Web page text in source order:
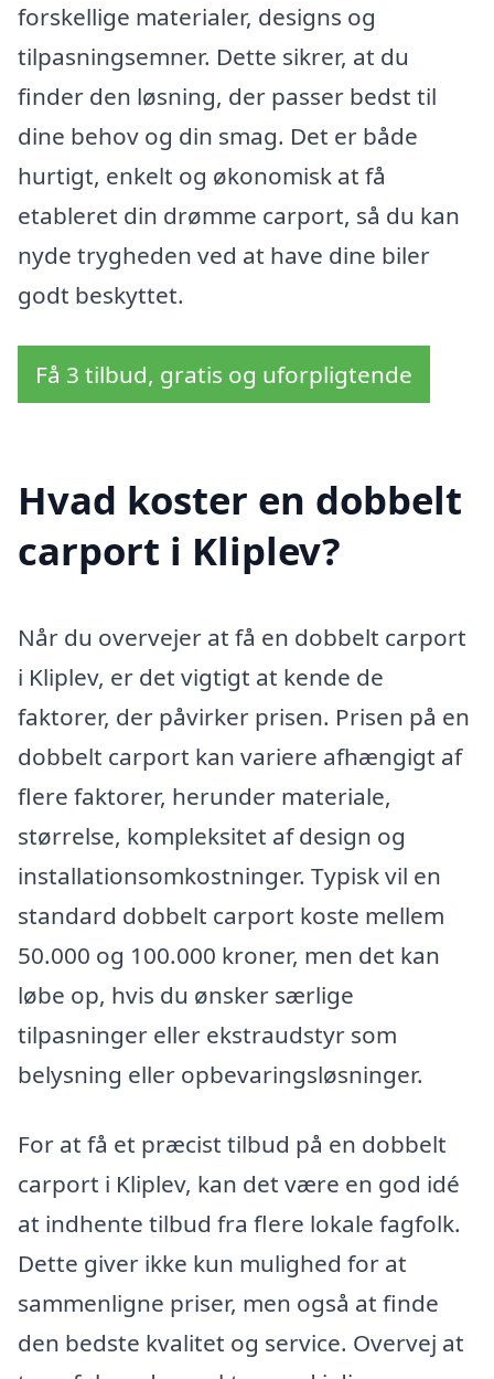
forskellige materialer, designs og
tilpasningsemner. Dette sikrer, at du
finder den løsning, der passer bedst til
dine behov og din smag. Det er både
hurtigt, enkelt og økonomisk at få
etableret din drømme carport, så du kan
nyde trygheden ved at have dine biler
godt beskyttet.
Få 3 tilbud, gratis og uforpligtende
Hvad koster en dobbelt
carport i Kliplev?
Når du overvejer at få en dobbelt carport
i Kliplev, er det vigtigt at kende de
faktorer, der påvirker prisen. Prisen på en
dobbelt carport kan variere afhængigt af
flere faktorer, herunder materiale,
størrelse, kompleksitet af design og
installationsomkostninger. Typisk vil en
standard dobbelt carport koste mellem
50.000 og 100.000 kroner, men det kan
løbe op, hvis du ønsker særlige
tilpasninger eller ekstraudstyr som
belysning eller opbevaringsløsninger.
For at få et præcist tilbud på en dobbelt
carport i Kliplev, kan det være en god idé
at indhente tilbud fra flere lokale fagfolk.
Dette giver ikke kun mulighed for at
sammenligne priser, men også at finde
den bedste kvalitet og service. Overvej at